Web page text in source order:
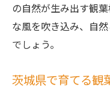
の自然が生み出す観
な風を吹き込み、自
でしょう。
茨城県で育てる観